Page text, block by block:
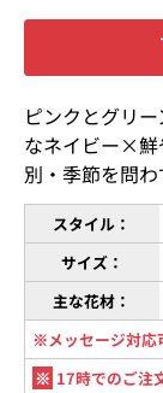
ピンクとグリ
なネイビー×鮮
別・季節を問わ
スタイル：
サイズ：
主な花材：
※メッセージ対応
※ 17時でのご注